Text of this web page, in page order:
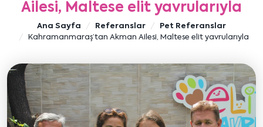
Ailesi, Maltese elit yavrularıyla
Ana Sayfa Referanslar
Pet Referanslar
Kahramanmaraş’tan Akman Ailesi, Maltese elit yavrularıyla